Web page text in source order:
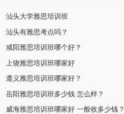
汕头大学雅思培训班
汕头有雅思考点吗？
咸阳雅思培训班哪个好？
上饶雅思培训班哪家好
遵义雅思培训班哪家好？
岳阳雅思培训班多少钱 怎么样？
威海雅思培训班哪家好 一般收多少钱？